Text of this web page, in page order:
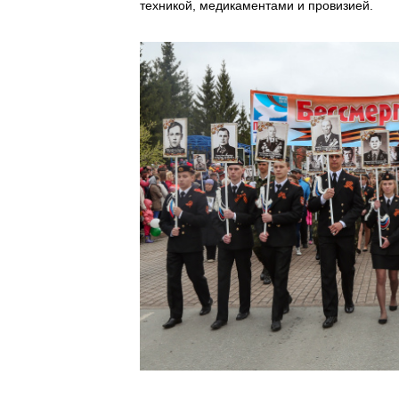
техникой, медикаментами и провизией.